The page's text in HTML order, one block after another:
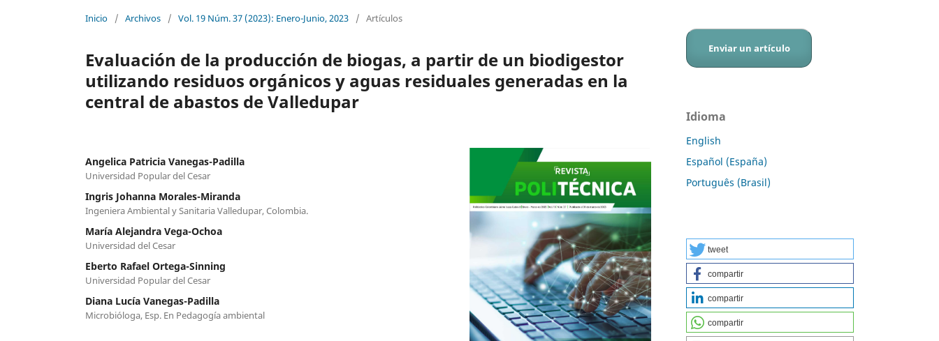
Inicio / Archivos / Vol. 19 Núm. 37 (2023): Enero-Junio, 2023 / Artículos
Evaluación de la producción de biogas, a partir de un biodigestor
utilizando residuos orgánicos y aguas residuales generadas en la
central de abastos de Valledupar
Angelica Patricia Vanegas-Padilla
Universidad Popular del Cesar
Ingris Johanna Morales-Miranda
Ingeniera Ambiental y Sanitaria Valledupar, Colombia.
María Alejandra Vega-Ochoa
Universidad del Cesar
Eberto Rafael Ortega-Sinning
Universidad Popular del Cesar
Diana Lucía Vanegas-Padilla
Microbióloga, Esp. En Pedagogía ambiental
Enviar un artículo
Idioma
English
Español (España)
Português (Brasil)
tweet
compartir
compartir
compartir